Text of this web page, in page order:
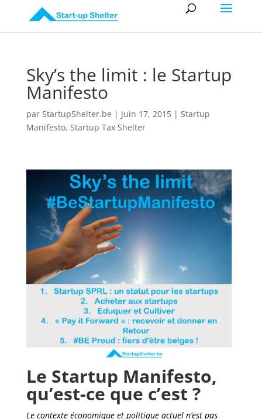
Sky’s the limit : le Startup
Manifesto
par StartupShelter.be | Juin 17, 2015| Startup
Manifesto, Startup Tax Shelter
Le Startup Manifesto,
qu’est-ce que c’est ?
Le contexte économique et politique actuel n’est pas